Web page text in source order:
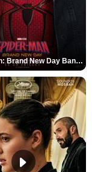
Spider-Man: Brand New Day Bande-annonce VO STFR